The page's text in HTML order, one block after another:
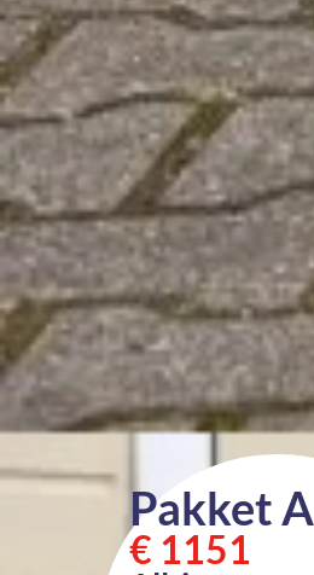
Pakket A
€ 1151